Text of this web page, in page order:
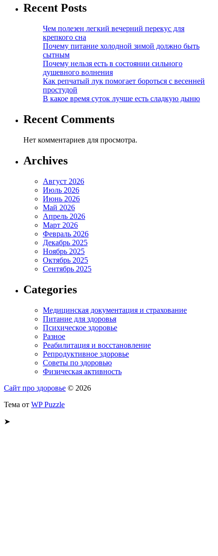
Recent Posts
Чем полезен легкий вечерний перекус для
крепкого сна
Почему питание холодной зимой должно быть
сытным
Почему нельзя есть в состоянии сильного
душевного волнения
Как репчатый лук помогает бороться с весенней
простудой
В какое время суток лучше есть сладкую дыню
Recent Comments
Нет комментариев для просмотра.
Archives
Август 2026
Июль 2026
Июнь 2026
Май 2026
Апрель 2026
Март 2026
Февраль 2026
Декабрь 2025
Ноябрь 2025
Октябрь 2025
Сентябрь 2025
Categories
Медицинская документация и страхование
Питание для здоровья
Психическое здоровье
Разное
Реабилитация и восстановление
Репродуктивное здоровье
Советы по здоровью
Физическая активность
Сайт про здоровье © 2026
Тема от WP Puzzle
➤